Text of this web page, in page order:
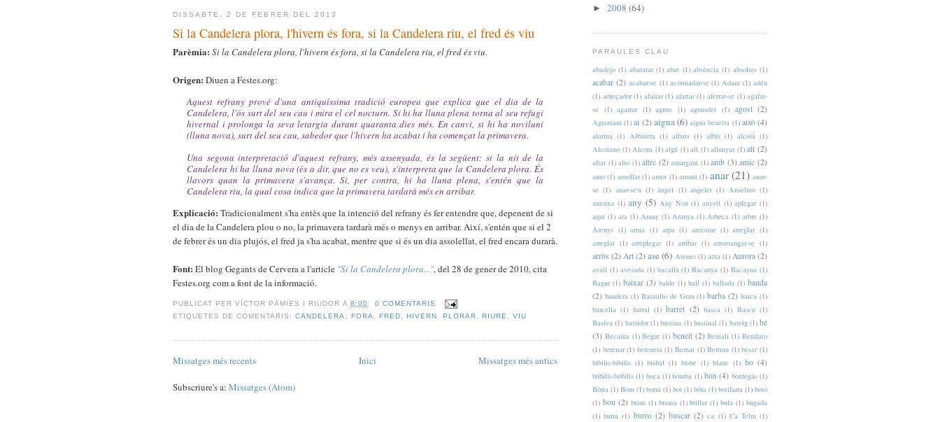
DISSABTE, 2 DE FEBRER DEL 2013
Si la Candelera plora, l'hivern és fora, si la Candelera riu, el fred és viu
Parèmia: Si la Candelera plora, l'hivern és fora, si la Candelera riu, el fred és viu.
Origen: Diuen a Festes.org:
Aquest refrany prové d'una antiquíssima tradició europea que explica que el dia de la
Candelera, l'ós surt del seu cau i mira el cel nocturn. Si hi ha lluna plena torna al seu refugi
hivernal i prolonga la seva letargia durant quaranta dies més. En canvi, si hi ha noviluni
(lluna nova), surt del seu cau, sabedor que l'hivern ha acabat i ha començat la primavera.
Una segona interpretació d'aquest refrany, més assenyada, és la següent: si la nit de la
Candelera hi ha lluna nova (és a dir, que no es veu), s'interpreta que la Candelera plora. És
llavors quan la primavera s'avança. Si, per contra, hi ha lluna plena, s'entén que la
Candelera riu, la qual cosa indica que la primavera tardarà més en arribar.
Explicació: Tradicionalment s'ha entès que la intenció del refrany és fer entendre que, depenent de si
el dia de la Candelera plou o no, la primavera tardarà més o menys en arribar. Així, s'entén que si el 2
de febrer és un dia plujós, el fred ja s'ha acabat, mentre que si és un dia assolellat, el fred encara durarà.
Font: El blog Gegants de Cervera a l'article "Si la Candelera plora...", del 28 de gener de 2010, cita
Festes.org com a font de la informació.
PUBLICAT PERVÍCTOR PÀMIES I RIUDOR A 8:00
0 COMENTARIS
ETIQUETES DE COMENTARIS:CANDELERA FORA FRED HIVERN PLORAR RIURE ,VIU
Missatges més recents Missatges més antics
Inici
Subscriure's a: Missatges (Atom)
► 2008 (64)
PARAULES CLAU
abadejo (1) abaratar (1) abat (1) absència (1) absoltes (1)
acabar (2) acabar-se (1) acomiadar-se (1) Adam (1) adéu
(1) adreçador (1) afaitar (1) afartar (1) aferrar-se (1) agafar-
se
(1) agarrar (1) agnus (1) agnusdei (1) agost (2)
Agramant (1) ai (2) aigua(6) aigua beneita (1) això (4)
alarma (1) Albatera (1) albats (1) albis (1) alcoià (1)
Alcoiano (1) Alcora (1) algú (1) all (1) allunyar (1) alt (2)
altar (1) alto (1) altre (2) amargant (1) amb (3) amic (2)
amo (1) amollar (1) amor (1) amunt (1) anar (21) anar-
se (1) anar-se'n (1) àngel (1) angelet (1) Anselmo (1)
antorxa (1) any (5) Any Nou (1) anyell (1) aplegar (1)
aquí (1) ara (1) Arany (1) Aranya (1) Arbeca (1) arbre (1)
Arenys (1) arma (1) arpa (1) arrastrar (1) arreglar (1)
arreglat (1) arreplegar (1) arribar (1) arromangar-se (1)
arròs (2) Art (2) ase (6) Atenes (1) atxa (1) Aurora (2)
avall (1) avesada (1) bacallà (1) Bacanya (1) Bacayna (1)
Bagur (1) baixar (3) balde (1) ball (1) ballada (1) banda
(2) bandera (1) Baratillo de Grau (1) barba (2) barca (1)
barcella (1) barral (1) barret (2) basca (1) Bascu (1)
Basiva (1) bastidor (1) bastina (1) bastinal (1) bateig (1) bé
(3) Becaina (1) Begur (1) beneit (2) Beniali (1) Benifato
(1) berenar (1) bereneta (1) Bernat (1) Bertran (1) besar (1)
bibilis-bibilis (1) bisbal (1) bisbe (1) blanc (1) bo (4)
bòbilis-bòbilis (1) boca (1) bomba (1) bon (4) bordegàs (1)
Bòria (1) Born (1) borni (1) bot (1) bóta (1) botifarra (1) botó
(1) bou (2) bram (1) brama (1) brillar (1) bufa (1) bugada
(1) burra (1) burro (2) buscar (2) ca (1) Ca Telm (1)